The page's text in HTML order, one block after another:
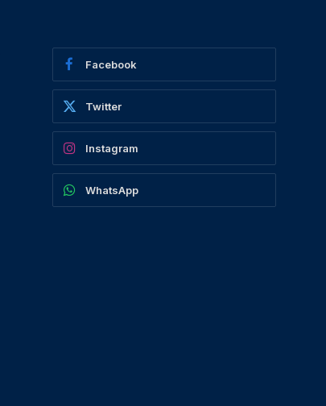
Facebook
Twitter
Instagram
WhatsApp